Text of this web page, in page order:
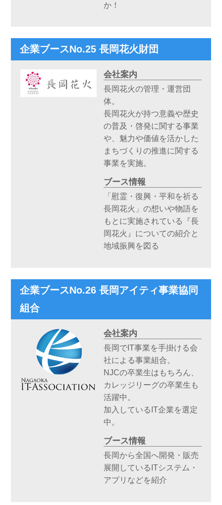
か！
企業ブースNo.25 長岡花火財団
会社案内
長岡花火の管理・運営団
体。
長岡花火が持つ意義や歴史
の普及・啓発に関する事業
や、魅力や価値を活かした
まちづくりの推進に関する
事業を実施。
ブース情報
「慰霊・復興・平和を祈る
長岡花火」の想いや物語を
もとに実施されている『長
岡花火』についての紹介と
地域振興を図る
企業ブースNo.26 長岡アイティ事業協同
組合
会社案内
長岡でIT事業を手掛ける会
社による事業組合。
NJCの卒業生はもちろん、
カレッジリーグの卒業生も
活躍中。
加入しているIT企業を選定
中。
ブース情報
長岡から全国へ開発・販売
展開しているITシステム・
アプリなどを紹介